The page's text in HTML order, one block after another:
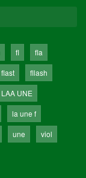
fl
fla
flast
fllash
LAA UNE
la une f
une
viol